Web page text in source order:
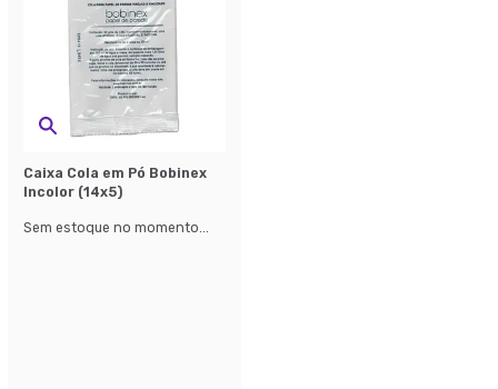
Caixa Cola em Pó Bobinex
Incolor (14x5)
Sem estoque no momento...